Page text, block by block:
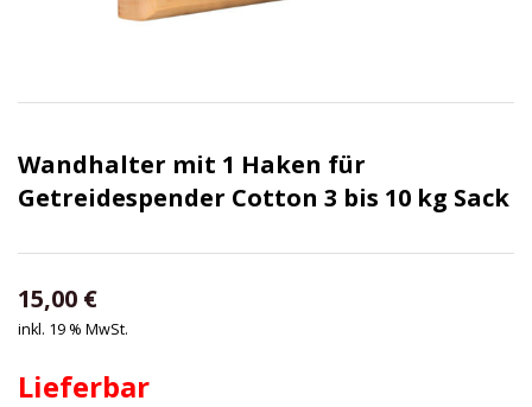
Wandhalter mit 1 Haken für
Getreidespender Cotton 3 bis 10 kg Sack
15,00 €
inkl. 19 % MwSt.
Lieferbar